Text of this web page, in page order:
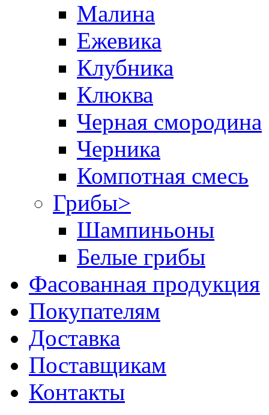
Малина
Ежевика
Клубника
Клюква
Черная смородина
Черника
Компотная смесь
Грибы>
Шампиньоны
Белые грибы
Фасованная продукция
Покупателям
Доставка
Поставщикам
Контакты